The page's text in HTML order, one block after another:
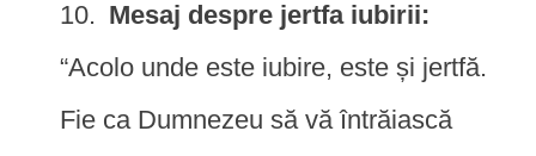
Mesaj despre jertfa iubirii:
“Acolo unde este iubire, este și jertfă.
Fie ca Dumnezeu să vă întrăiască